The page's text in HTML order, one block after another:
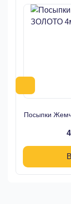
Посыпки